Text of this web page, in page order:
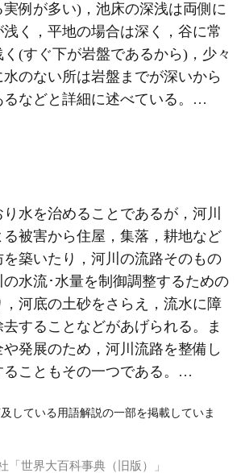
例が多い)，池床の深浅は両側に
く，平地の場合は深く，谷に常
(すぐ下が岩盤であるから)，少々
のない所は岩盤までが深いから
るなどと詳細に述べている。…
水を治めることであるが，河川
被害から住屋，集落，耕地など
築いたり，河川の流路そのもの
水流･水量を制御調整するための
河底の土砂をさらえ，流水に障
することなどがあげられる。ま
発展のため，河川流路を整備し
ることもその一つである。…
している用語解説の一部を掲載していま
「世界大百科事典（旧版）」